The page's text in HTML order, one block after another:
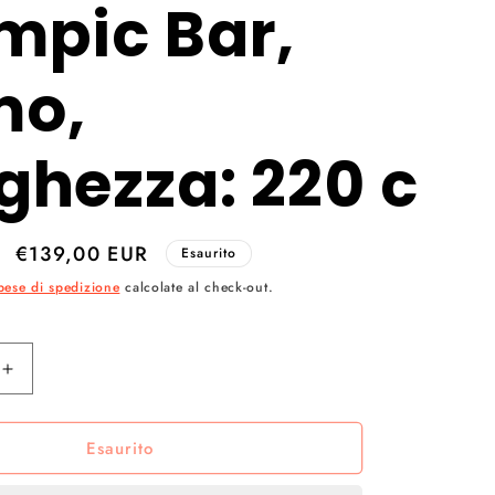
a
g
g
r
a
c
a
Bar,
220 c
Prezzo
scontato
€139,00 EUR
Esaurito
di spedizione calcolate al check-out.
Aumenta
quantità
per
Sports
Esaurito